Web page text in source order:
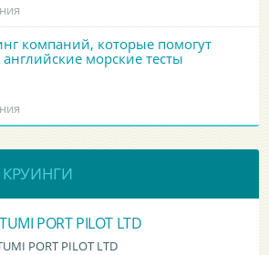
компаний, которые помогут
английские морские тесты
PORT PILOT LTD
PORT PILOT LTD